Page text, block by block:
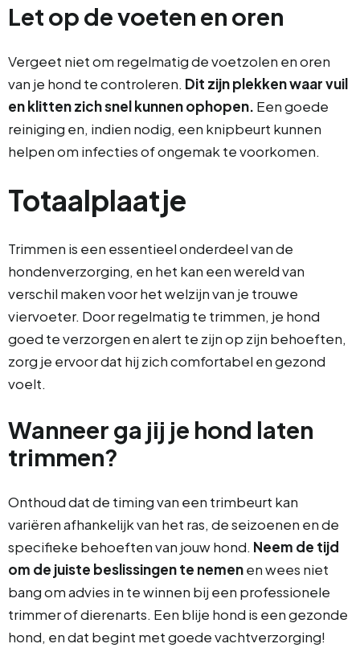
Let op de voeten en oren
Vergeet niet om regelmatig de voetzolen en oren
van je hond te controleren. Dit zijn plekken waar vuil
en klitten zich snel kunnen ophopen. Een goede
reiniging en, indien nodig, een knipbeurt kunnen
helpen om infecties of ongemak te voorkomen.
Totaalplaatje
Trimmen is een essentieel onderdeel van de
hondenverzorging, en het kan een wereld van
verschil maken voor het welzijn van je trouwe
viervoeter. Door regelmatig te trimmen, je hond
goed te verzorgen en alert te zijn op zijn behoeften,
zorg je ervoor dat hij zich comfortabel en gezond
voelt.
Wanneer ga jij je hond laten
trimmen?
Onthoud dat de timing van een trimbeurt kan
variëren afhankelijk van het ras, de seizoenen en de
specifieke behoeften van jouw hond. Neem de tijd
om de juiste beslissingen te nemenen wees niet
bang om advies in te winnen bij een professionele
trimmer of dierenarts. Een blije hond is een gezonde
hond, en dat begint met goede vachtverzorging!